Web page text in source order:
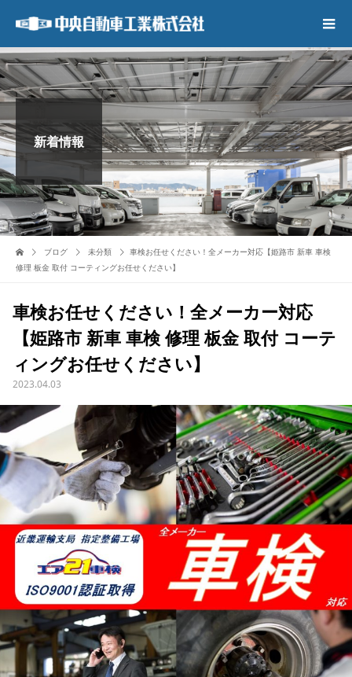
新着情報
ブログ 未分類
車検お任せください！全メーカー対応【姫路市 新車 車検
修理 板金 取付 コーティングお任せください】
車検お任せください！全メーカー対応
【姫路市 新車 車検 修理 板金 取付 コーテ
ィングお任せください】
2023.04.03